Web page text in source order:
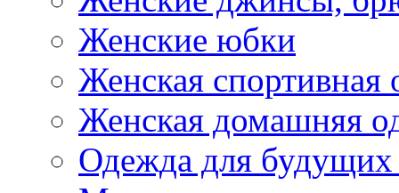
Женские юбки
Женская спортивная
Женская домашняя
Одежда для